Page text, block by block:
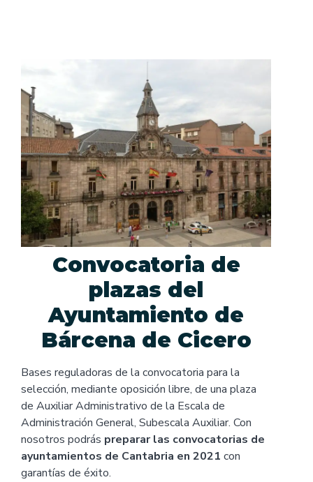
Convocatoria de
plazas del
Ayuntamiento de
Bárcena de Cicero
Bases reguladoras de la convocatoria para la
selección, mediante oposición libre, de una plaza
de Auxiliar Administrativo de la Escala de
Administración General, Subescala Auxiliar. Con
nosotros podrás preparar las convocatorias de
ayuntamientos de Cantabria en 2021 con
garantías de éxito.